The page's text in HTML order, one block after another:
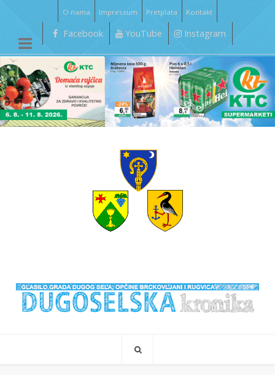
O nama Impressum Pretplata Kontakt
Facebook YouTube Instagram